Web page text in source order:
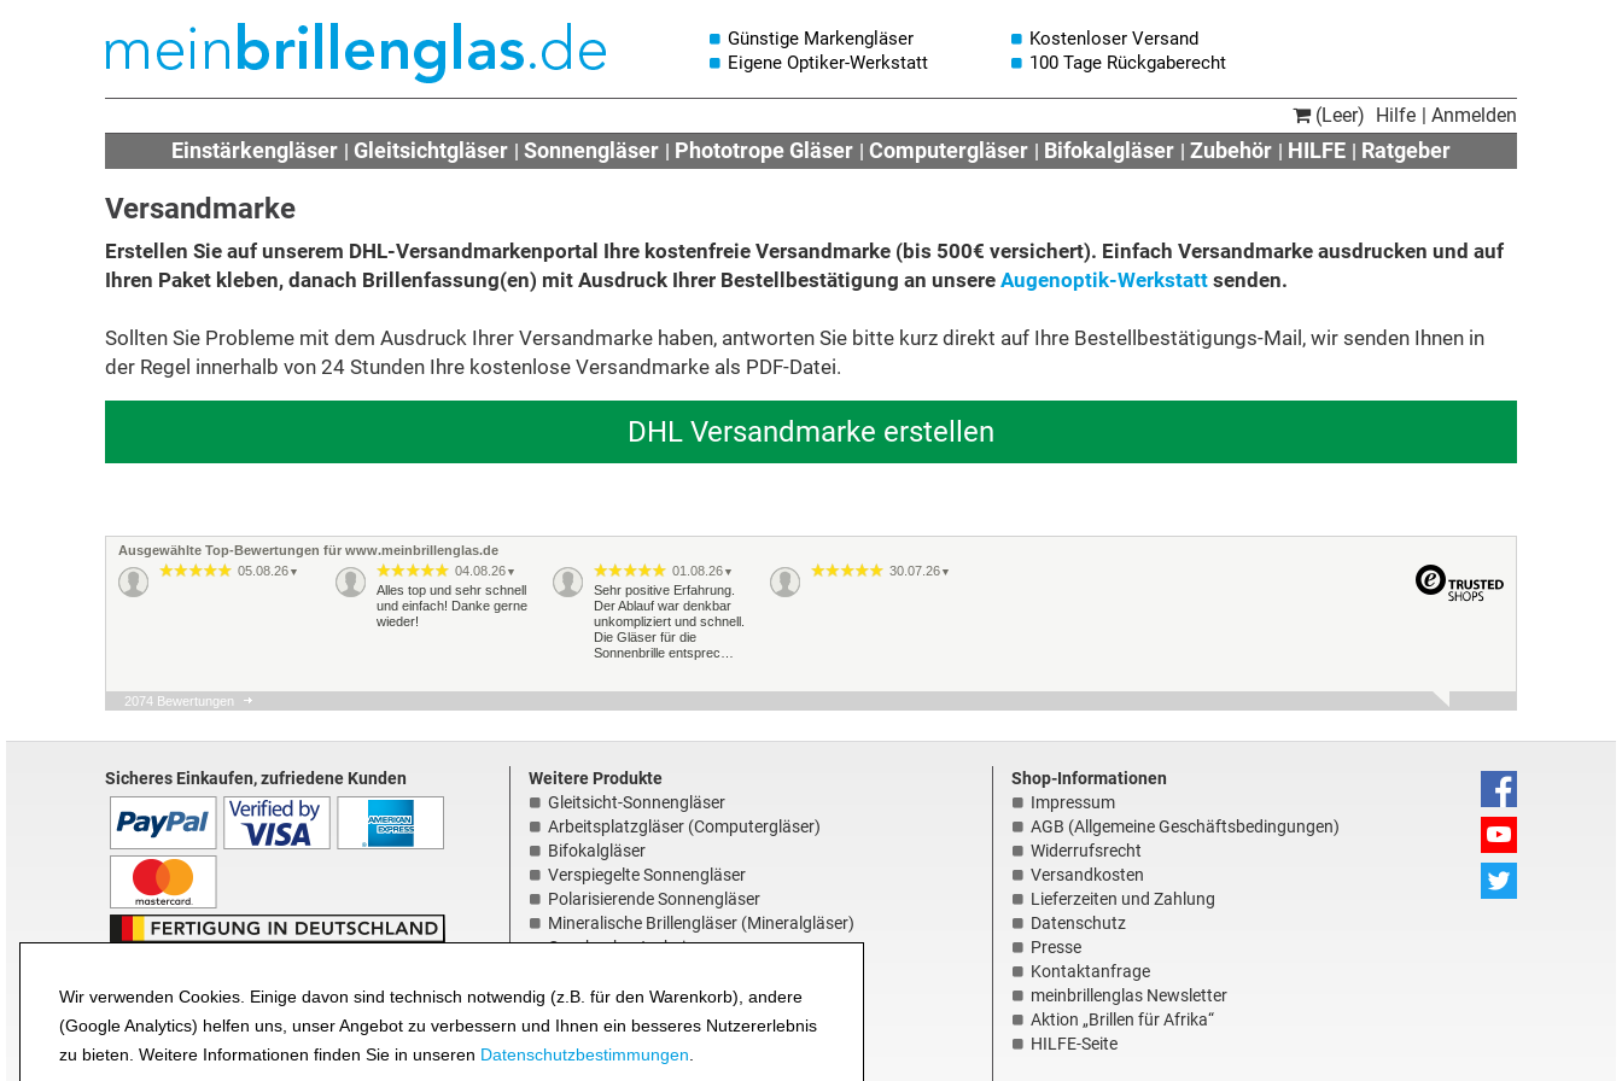
Wir verwenden Cookies. Einige davon sind technisch notwendig (z.B. für den Warenkorb), andere
(Google Analytics) helfen uns, unser Angebot zu verbessern und Ihnen ein besseres Nutzererlebnis
zu bieten. Weitere Informationen finden Sie in unseren Datenschutzbestimmungen
Günstige Markengläser
Eigene Optiker-Werkstatt
Kostenloser Versand
100 Tage Rückgaberecht
(Leer) Hilfe Anmelden
Einstärkengläser Gleitsichtgläser Sonnengläser Phototrope Gläser Computergläser Bifokalgläser Zubehör HILFE Ratgeber
Versandmarke
Erstellen Sie auf unserem DHL-Versandmarkenportal Ihre kostenfreie Versandmarke (bis 500€ versichert). Einfach Versandmarke ausdrucken und auf
Ihren Paket kleben, danach Brillenfassung(en) mit Ausdruck Ihrer Bestellbestätigung an unsere Augenoptik-Werkstatt senden.
Sollten Sie Probleme mit dem Ausdruck Ihrer Versandmarke haben, antworten Sie bitte kurz direkt auf Ihre Bestellbestätigungs-Mail, wir senden Ihnen in
der Regel innerhalb von 24 Stunden Ihre kostenlose Versandmarke als PDF-Datei.
DHL Versandmarke erstellen
Ausgewählte Top-Bewertungen für www.meinbrillenglas.de
05.08.26 ▼ 04.08.26 ▼
Alles top und sehr schnell
und einfach! Danke gerne
wieder!
01.08.26 ▼
Sehr positive Erfahrung.
Der Ablauf war denkbar
unkompliziert und schnell.
Die Gläser für die
Sonnenbrille entsprec…
30.07.26 ▼
2074 Bewertungen
Sicheres Einkaufen, zufriedene Kunden
Weitere Produkte
Gleitsicht-Sonnengläser
Arbeitsplatzgläser (Computergläser)
Bifokalgläser
Verspiegelte Sonnengläser
Polarisierende Sonnengläser
Mineralische Brillengläser (Mineralgläser)
Geschenkgutscheine
Brillengläser online – Qualität und Service
Unsere Optiker Werkstatt
Shop-Informationen
Impressum
AGB (Allgemeine Geschäftsbedingungen)
Widerrufsrecht
Versandkosten
Lieferzeiten und Zahlung
Datenschutz
Presse
Kontaktanfrage
meinbrillenglas Newsletter
Aktion „Brillen für Afrika“
HILFE-Seite